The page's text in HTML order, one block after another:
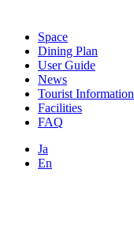
Space
Dining Plan
User Guide
News
Tourist Information
Facilities
FAQ
Ja
En